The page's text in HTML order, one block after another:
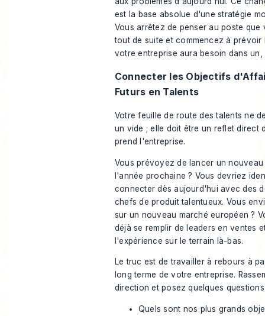
est la base absolue d'une stratégie
Vous arrêtez de penser au poste
tout de suite et commencez à prévoir
votre entreprise aura besoin dans
Connecter les Objectifs
Futurs en Talents
Votre feuille de route des talents ne
un vide ; elle doit être un reflet direct
prend l'entreprise.
Vous prévoyez de lancer un
l'année prochaine ? Vous devriez
connecter dès aujourd'hui avec des
chefs de produit talentueux. Vous
sur un nouveau marché européen ?
déjà se remplir de leaders en ventes
l'expérience sur le terrain là-bas.
Le truc est de travailler à rebours à
long terme de votre entreprise.
direction et posez quelques
Quels sont nos plus grands